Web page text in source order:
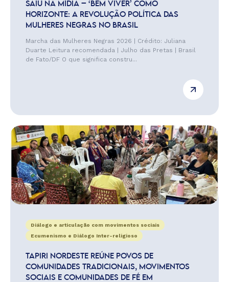
SAIU NA MÍDIA – ‘BEM VIVER’ COMO
HORIZONTE: A REVOLUÇÃO POLÍTICA DAS
MULHERES NEGRAS NO BRASIL
Marcha das Mulheres Negras 2026 | Crédito: Juliana
Duarte Leitura recomendada | Julho das Pretas | Brasil
de Fato/DF O que significa constru...
Diálogo e articulação com movimentos sociais
Ecumenismo e Diálogo Inter-religioso
TAPIRI NORDESTE REÚNE POVOS DE
COMUNIDADES TRADICIONAIS, MOVIMENTOS
SOCIAIS E COMUNIDADES DE FÉ EM